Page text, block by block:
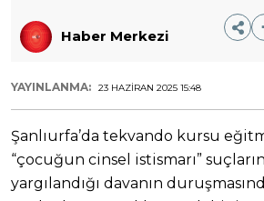
Haber Merkezi
YAYINLANMA: 23 HAZIRAN 2025 15:48
Şanlıurfa’da tekvando kursu
“çocuğun cinsel istismarı”
yargılandığı davanın